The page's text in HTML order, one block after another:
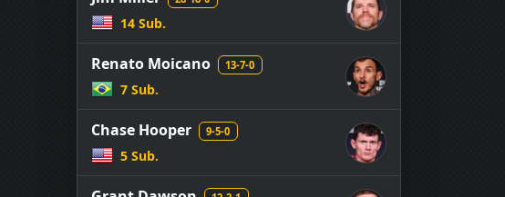
14 Sub.
Renato Moicano 13-7-0
7 Sub.
Chase Hooper 9-5-0
5 Sub.